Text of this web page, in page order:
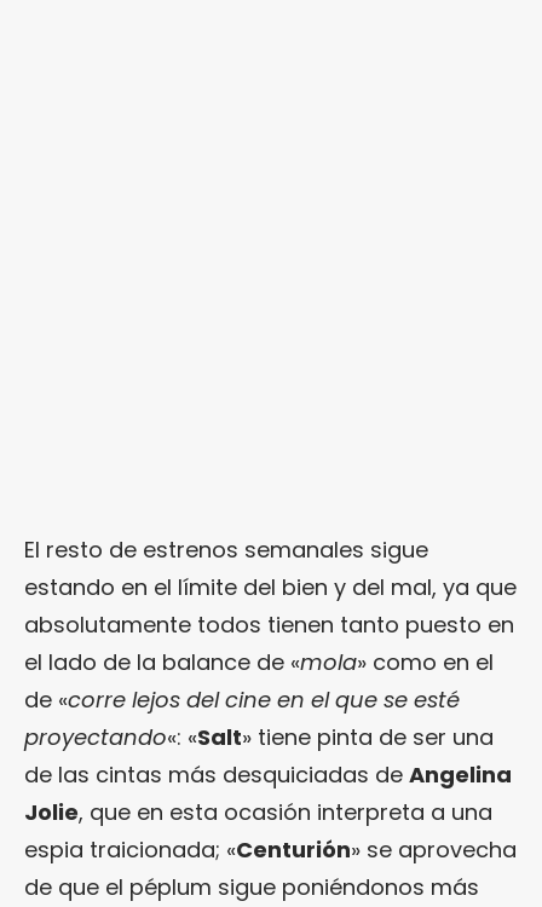
El resto de estrenos semanales sigue
estando en el límite del bien y del mal, ya que
absolutamente todos tienen tanto puesto en
el lado de la balance de «mola» como en el
de «corre lejos del cine en el que se esté
proyectando«: «Salt» tiene pinta de ser una
de las cintas más desquiciadas de Angelina
Jolie, que en esta ocasión interpreta a una
espia traicionada; «Centurión» se aprovecha
de que el péplum sigue poniéndonos más